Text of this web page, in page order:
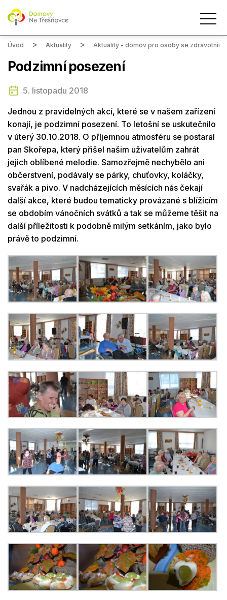
Úvod Aktuality Aktuality - domov pro osoby se zdravotním
Podzimní posezení
5. listopadu 2018
Jednou z pravidelných akcí, které se v našem zařízení
konají, je podzimní posezení. To letošní se uskutečnilo
v úterý 30.10.2018. O příjemnou atmosféru se postaral
pan Skořepa, který přišel našim uživatelům zahrát
jejich oblíbené melodie. Samozřejmě nechybělo ani
občerstvení, podávaly se párky, chuťovky, koláčky,
svařák a pivo. V nadcházejících měsících nás čekají
další akce, které budou tematicky provázané s blížícím
se obdobím vánočních svátků a tak se můžeme těšit na
další příležitosti k podobně milým setkáním, jako bylo
právě to podzimní.